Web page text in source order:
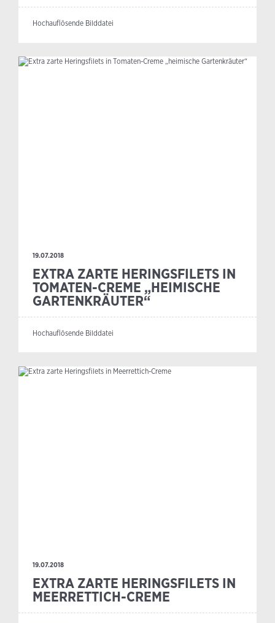
Hochauflösende Bilddatei
19.07.2018
EXTRA ZARTE HERINGSFILETS IN
TOMATEN-CREME „HEIMISCHE
GARTENKRÄUTER“
Hochauflösende Bilddatei
19.07.2018
EXTRA ZARTE HERINGSFILETS IN
MEERRETTICH-CREME